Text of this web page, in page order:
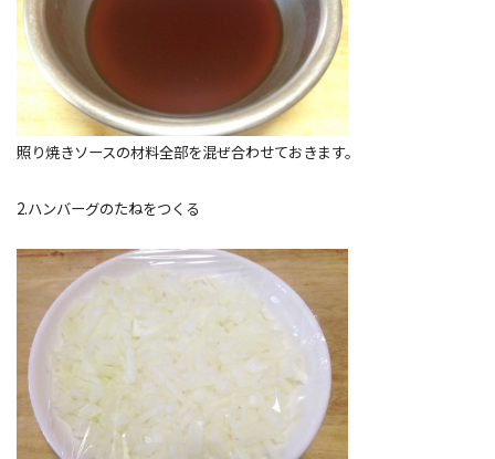
照り焼きソースの材料全部を混ぜ合わせておきます。
2.ハンバーグのたねをつくる